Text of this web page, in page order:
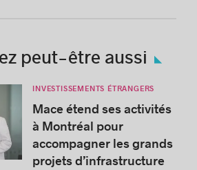
peut-être aussi
INVESTISSEMENTS ÉTRANGERS
Mace étend ses activités
à Montréal pour
accompagner les grands
projets d’infrastructure